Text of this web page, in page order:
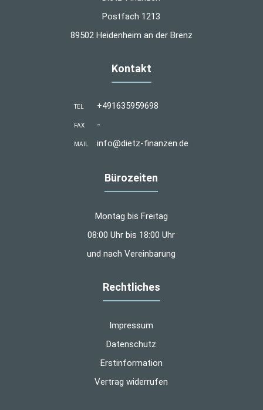
Postfach 1213
89502 Heidenheim an der Brenz
Kontakt
TEL +491635959698
FAX -
MAIL info@dietz-finanzen.de
Bürozeiten
Montag bis Freitag
08:00 Uhr bis 18:00 Uhr
und nach Vereinbarung
Rechtliches
Impressum
Datenschutz
Erstinformation
Vertrag widerrufen